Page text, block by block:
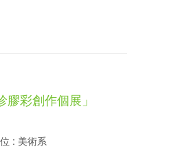
彩創作個展」
: 美術系